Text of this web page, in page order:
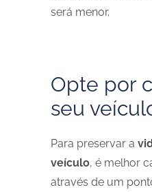
será menor.
Opte por
seu
Para preservar a
veículo, é melhor
através de um